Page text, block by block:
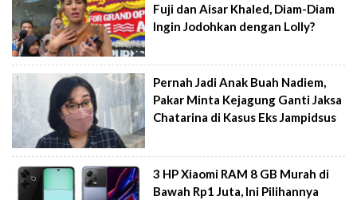
Fuji dan Aisar Khaled, Diam-Diam
Ingin Jodohkan dengan Lolly?
Pernah Jadi Anak Buah Nadiem,
Pakar Minta Kejagung Ganti Jaksa
Chatarina di Kasus Eks Jampidsus
3 HP Xiaomi RAM 8 GB Murah di
Bawah Rp1 Juta, Ini Pilihannya